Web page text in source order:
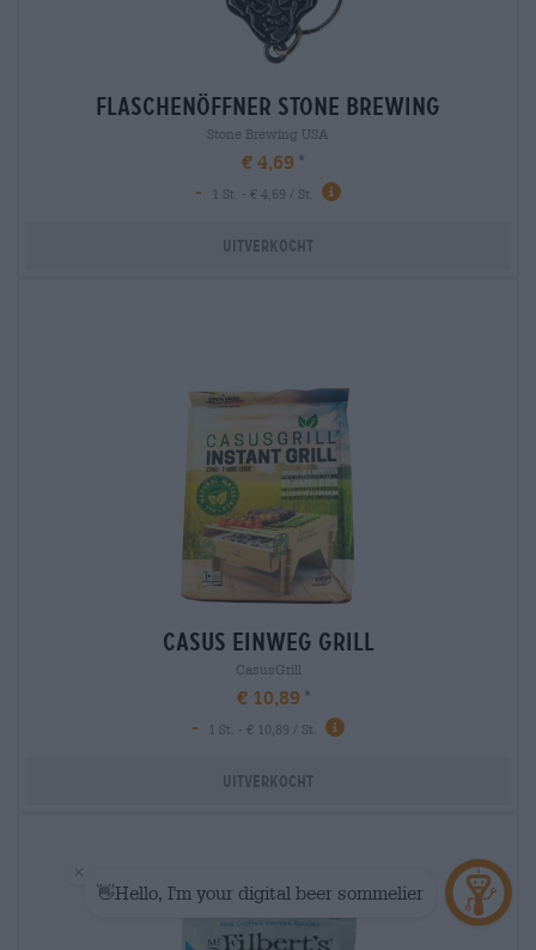
flaschenöffner stone brewing
Stone Brewing USA
€ 4,69
-
1 St. - € 4,69 / St.
Uitverkocht
casus einweg grill
CasusGrill
€ 10,89
-
1 St. - € 10,89 / St.
Uitverkocht